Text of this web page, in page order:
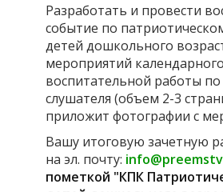
Разработать и провести
событие по
детей дошкольного
мероприятий
воспитательной работы
слушателя (объем 2-3
приложит фотографии с
Вашу итоговую зачетную
на эл. почту:
пометкой "КПК